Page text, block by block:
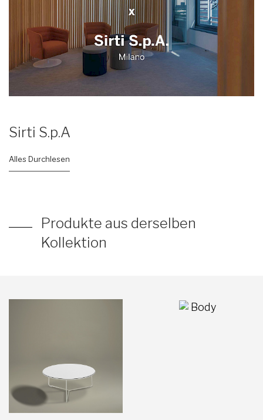
Sirti S.p.A
Alles Durchlesen
Produkte aus derselben
Kollektion
Body